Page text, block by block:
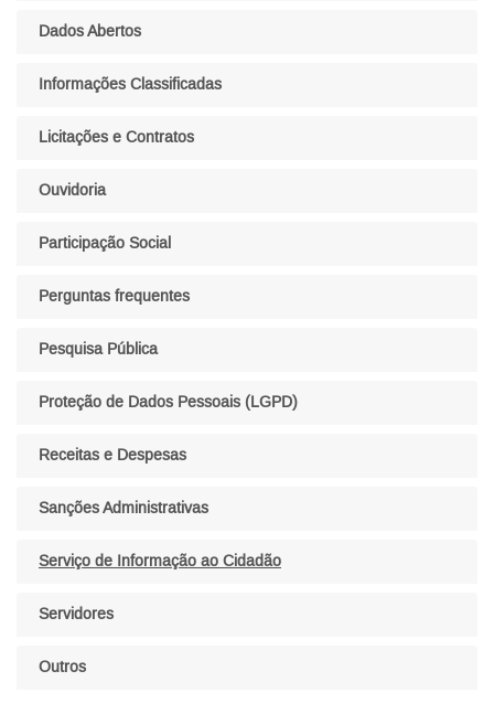
Dados Abertos
Informações Classificadas
Licitações e Contratos
Ouvidoria
Participação Social
Perguntas frequentes
Pesquisa Pública
Proteção de Dados Pessoais (LGPD)
Receitas e Despesas
Sanções Administrativas
Serviço de Informação ao Cidadão
Servidores
Outros